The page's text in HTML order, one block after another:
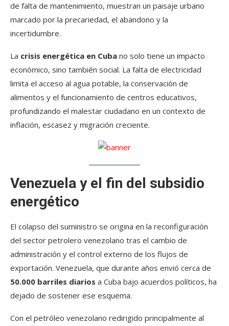
de falta de mantenimiento, muestran un paisaje urbano
marcado por la precariedad, el abandono y la
incertidumbre.
La crisis energética en Cuba no solo tiene un impacto
económico, sino también social. La falta de electricidad
limita el acceso al agua potable, la conservación de
alimentos y el funcionamiento de centros educativos,
profundizando el malestar ciudadano en un contexto de
inflación, escasez y migración creciente.
Venezuela y el fin del subsidio
energético
El colapso del suministro se origina en la reconfiguración
del sector petrolero venezolano tras el cambio de
administración y el control externo de los flujos de
exportación. Venezuela, que durante años envió cerca de
50.000 barriles diarios a Cuba bajo acuerdos políticos, ha
dejado de sostener ese esquema.
Con el petróleo venezolano redirigido principalmente al